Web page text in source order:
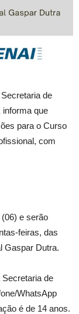
de
que
para o Curso
com
e serão
feiras, das
Gaspar Dutra.
de
WhatsApp
é de 14 anos.